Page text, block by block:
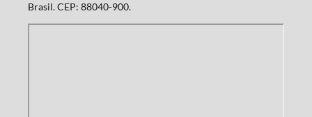
Brasil. CEP: 88040-900.